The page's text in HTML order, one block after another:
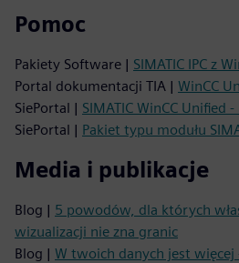
Pomoc
Pakiety Software | SIMATIC IPC z
Portal dokumentacji TIA | WinCC
SiePortal | SIMATIC WinCC Unified
SiePortal | Pakiet typu modułu
Media i publikacje
Blog | 5 powodów, dla których
wizualizacji nie zna granic
Blog | W twoich danych jest więcej